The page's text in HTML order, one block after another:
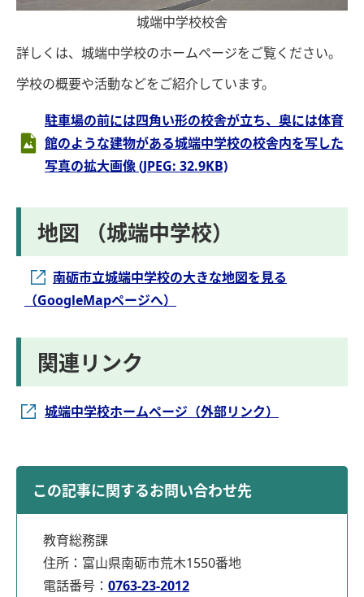
城端中学校校舎
詳しくは、城端中学校のホームページをご覧ください。
学校の概要や活動などをご紹介しています。
駐車場の前には四角い形の校舎が立ち、奥には体育
館のような建物がある城端中学校の校舎内を写した
写真の拡大画像 (JPEG: 32.9KB)
地図 （城端中学校）
南砺市立城端中学校の大きな地図を見る
（GoogleMapページへ）
関連リンク
城端中学校ホームページ（外部リンク）
この記事に関するお問い合わせ先
教育総務課
住所：富山県南砺市荒木1550番地
電話番号： 0763-23-2012